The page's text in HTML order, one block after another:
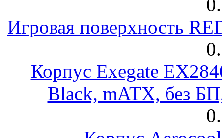
Игровая поверхность
Корпус Exegate
Black, mATX, без